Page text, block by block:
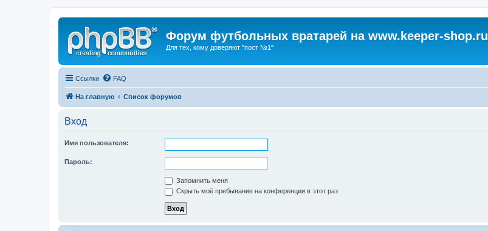
Форум футбольных вратарей на www.keeper-shop.ru
Для тех, кому доверяют "пост №1"
Ссылки FAQ
На главную Список форумов
Вход
Имя пользователя:
Пароль:
Запомнить меня
Скрыть моё пребывание на конференции в этот раз